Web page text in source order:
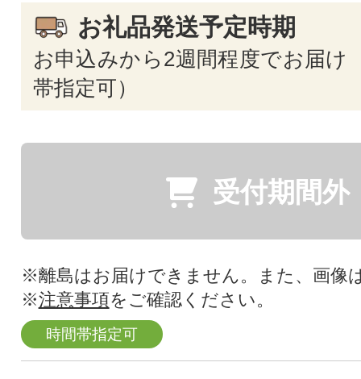
お礼品発送予定時期
お申込みから2週間程度でお届け
帯指定可）
受付期間外
※離島はお届けできません。また、画像
※注意事項をご確認ください。
時間帯指定可